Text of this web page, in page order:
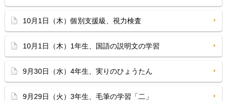
10月1日（木）個別支援級、視力検査
10月1日（木）1年生、国語の説明文の学習
9月30日（水）4年生、実りのひょうたん
9月29日（火）3年生、毛筆の学習「二」